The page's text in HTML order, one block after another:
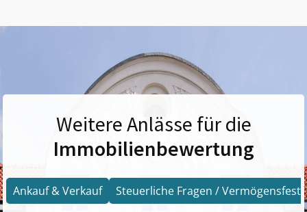
Weitere Anlässe für die
Immobilienbewertung
Ankauf & Verkauf Steuerliche Fragen /